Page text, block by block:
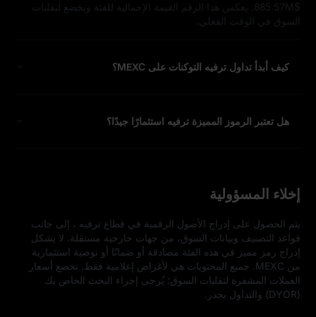
$885.57M. يعكس هذا الرقم القيمة الإجمالية للفئة ويخضع لتقلبات
السوق في الوقت الفعلي.
كيف أبدأ تداول ترفيه التوكنات على MEXC؟
هل تعتبر الرموز المميزة ترفيه استثمارًا جيدًا؟
إخلاء المسؤولية
(DYOR) والتداول بحذر.